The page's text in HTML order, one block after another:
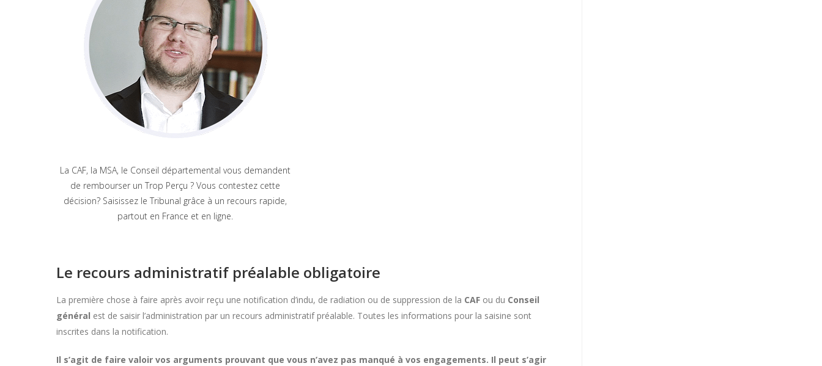
La CAF, la MSA, le Conseil départemental vous demandent
de rembourser un Trop Perçu ? Vous contestez cette
décision? Saisissez le Tribunal grâce à un recours rapide,
partout en France et en ligne.
Le recours administratif préalable obligatoire
La première chose à faire après avoir reçu une notification d’indu, de radiation ou de suppression de la CAF ou du Conseil
général est de saisir l’administration par un recours administratif préalable. Toutes les informations pour la saisine sont
inscrites dans la notification.
Il s’agit de faire valoir vos arguments prouvant que vous n’avez pas manqué à vos engagements. Il peut s’agir